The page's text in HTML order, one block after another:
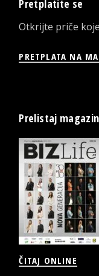
Pretplatite se
Otkrijte priče
PRETPLATA NA
Prelistaj magazin
ČITAJ ONLINE